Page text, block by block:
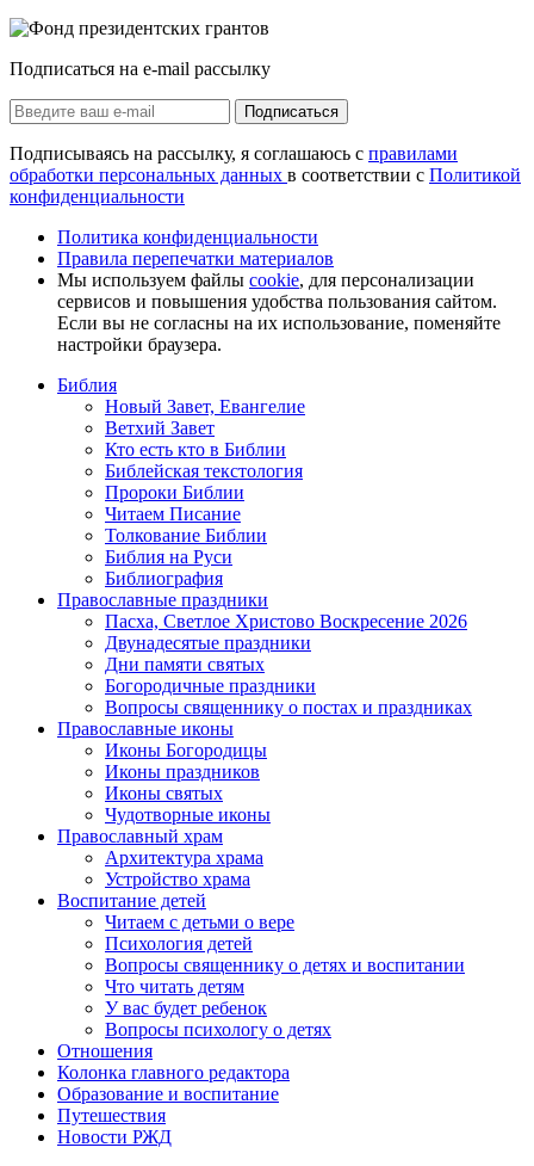
Подписаться на e-mail рассылку
Подписаться
Подписываясь на рассылку, я соглашаюсь с правилами
обработки персональных данных в соответствии с Политикой
конфиденциальности
Политика конфиденциальности
Правила перепечатки материалов
Мы используем файлы cookie, для персонализации
сервисов и повышения удобства пользования сайтом.
Если вы не согласны на их использование, поменяйте
настройки браузера.
Библия
Новый Завет, Евангелие
Ветхий Завет
Кто есть кто в Библии
Библейская текстология
Пророки Библии
Читаем Писание
Толкование Библии
Библия на Руси
Библиография
Православные праздники
Пасха, Светлое Христово Воскресение 2026
Двунадесятые праздники
Дни памяти святых
Богородичные праздники
Вопросы священнику о постах и праздниках
Православные иконы
Иконы Богородицы
Иконы праздников
Иконы святых
Чудотворные иконы
Православный храм
Архитектура храма
Устройство храма
Воспитание детей
Читаем с детьми о вере
Психология детей
Вопросы священнику о детях и воспитании
Что читать детям
У вас будет ребенок
Вопросы психологу о детях
Отношения
Колонка главного редактора
Образование и воспитание
Путешествия
Новости РЖД